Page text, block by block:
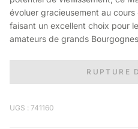
évoluer gracieusement au
faisant un excellent choix pour
amateurs de grands
RUPTURE
UGS : 741160